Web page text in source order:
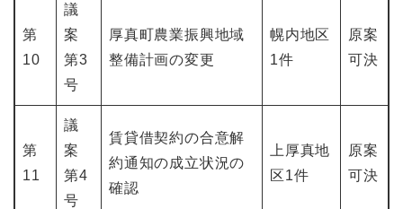
第
10
議
案
第3
号
厚真町農業振興地域
整備計画の変更
幌内地区
1件
原案
可決
第
11
議
案
第4
号
賃貸借契約の合意解
約通知の成立状況の
確認
上厚真地
区1件
原案
可決